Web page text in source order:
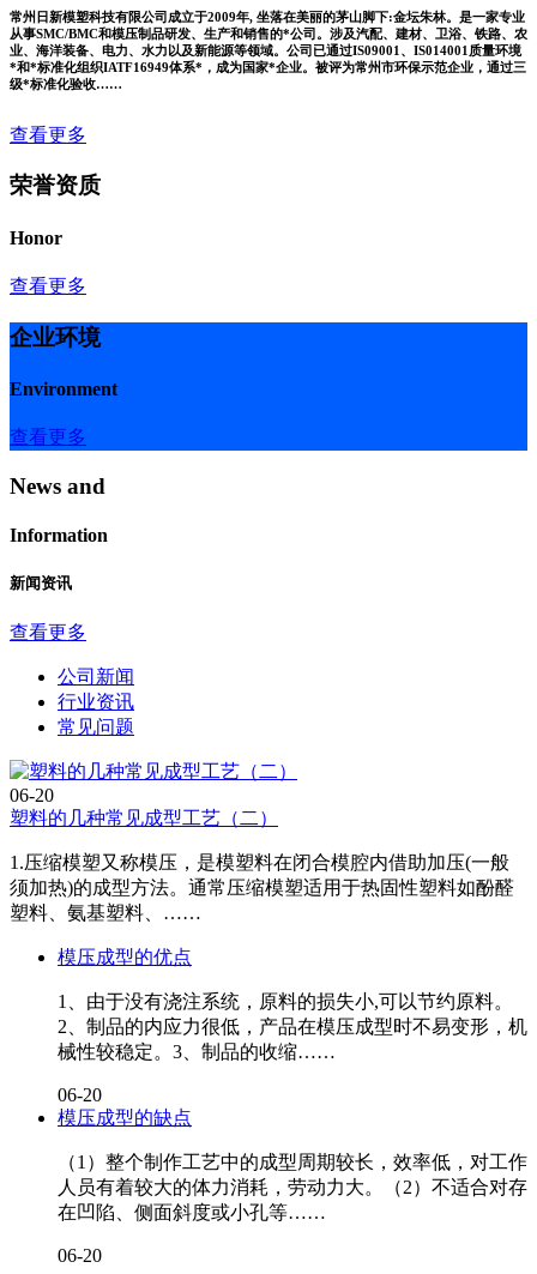
常州日新模塑科技有限公司成立于2009年, 坐落在美丽的茅山脚下:金坛朱林。是一家专业
从事SMC/BMC和模压制品研发、生产和销售的*公司。涉及汽配、建材、卫浴、铁路、农
业、海洋装备、电力、水力以及新能源等领域。公司已通过IS09001、IS014001质量环境
*和*标准化组织IATF16949体系*，成为国家*企业。被评为常州市环保示范企业，通过三
级*标准化验收……
查看更多
荣誉资质
Honor
查看更多
企业环境
Environment
查看更多
News and
Information
新闻资讯
查看更多
公司新闻
行业资讯
常见问题
06-20
塑料的几种常见成型工艺（二）
1.压缩模塑又称模压，是模塑料在闭合模腔内借助加压(一般
须加热)的成型方法。通常压缩模塑适用于热固性塑料如酚醛
塑料、氨基塑料、……
模压成型的优点
1、由于没有浇注系统，原料的损失小,可以节约原料。
2、制品的内应力很低，产品在模压成型时不易变形，机
械性较稳定。3、制品的收缩……
06-20
模压成型的缺点
（1）整个制作工艺中的成型周期较长，效率低，对工作
人员有着较大的体力消耗，劳动力大。（2）不适合对存
在凹陷、侧面斜度或小孔等……
06-20